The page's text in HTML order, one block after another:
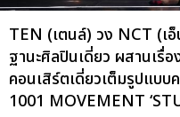
TEN (เตนล์) วง NCT (เ
ฐานะศิลปินเดี่ยว ผสานเรื่
คอนเสิร์ตเดี่ยวเต็มรูปแบ
1001 MOVEMENT